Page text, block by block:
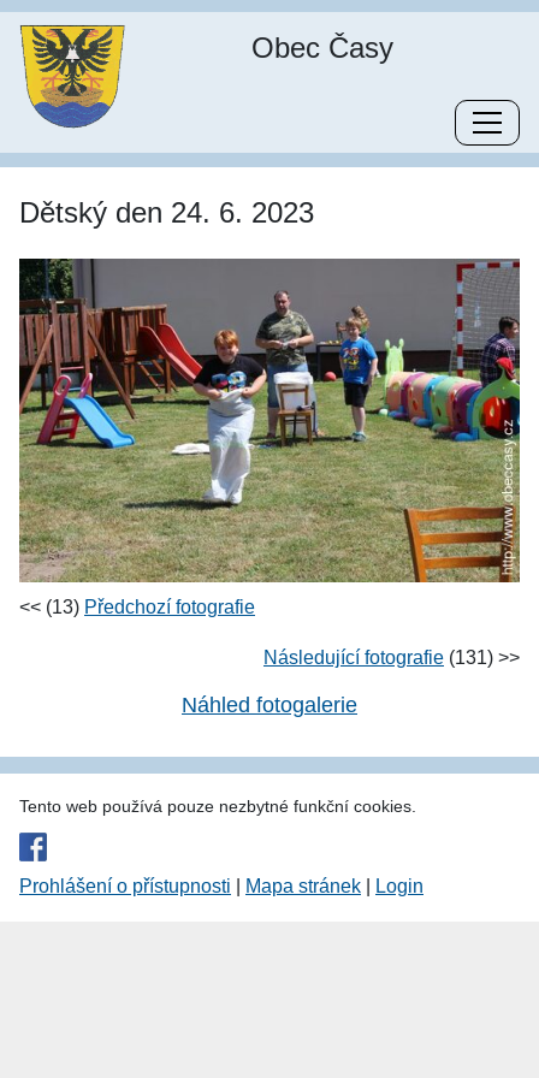
Obec Časy
Dětský den 24. 6. 2023
<< (13) Předchozí fotografie
Následující fotografie (131) >>
Náhled fotogalerie
Tento web používá pouze nezbytné funkční cookies.
Prohlášení o přístupnosti Mapa stránek Login